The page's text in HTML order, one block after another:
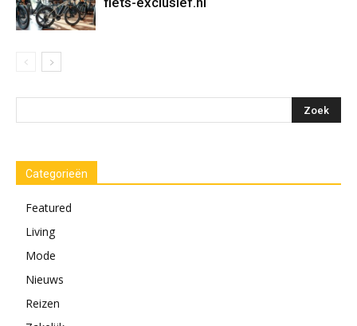
Categorieën
Featured
Living
Mode
Nieuws
Reizen